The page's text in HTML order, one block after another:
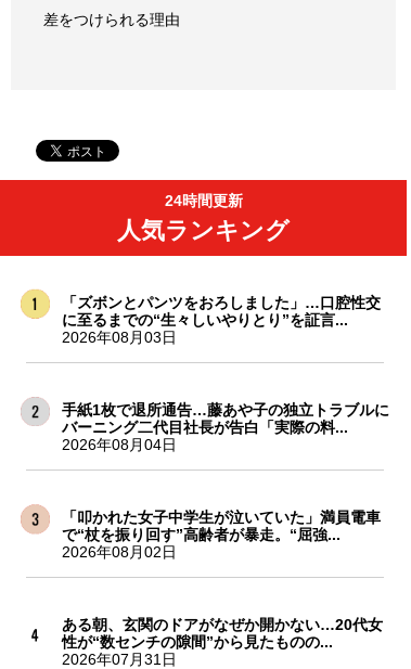
差をつけられる理由
24時間更新
人気ランキング
「ズボンとパンツをおろしました」…口腔性交
に至るまでの“生々しいやりとり”を証言...
2026年08月03日
手紙1枚で退所通告…藤あや子の独立トラブルに
バーニング二代目社長が告白「実際の料...
2026年08月04日
「叩かれた女子中学生が泣いていた」満員電車
で“杖を振り回す”高齢者が暴走。“屈強...
2026年08月02日
ある朝、玄関のドアがなぜか開かない…20代女
性が“数センチの隙間”から見たものの...
2026年07月31日